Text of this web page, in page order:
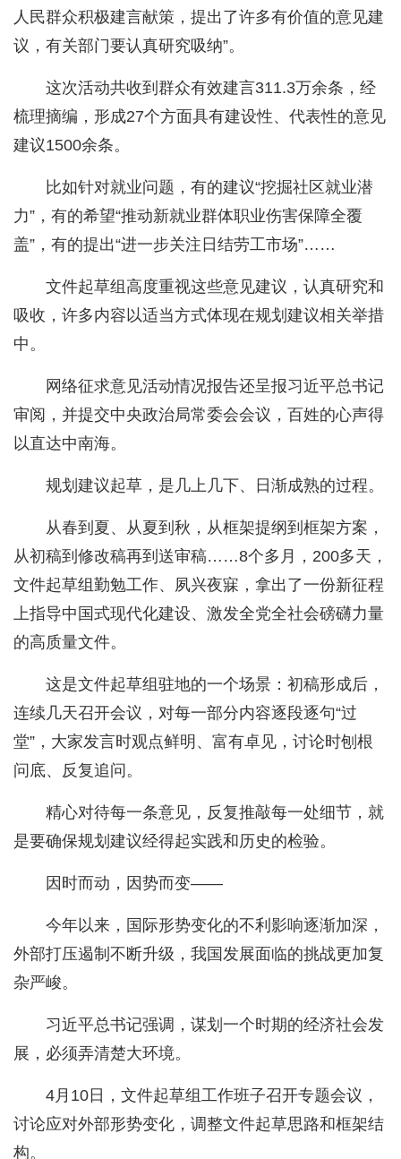
人民群众积极建言献策，提出了许多有价值的意见建
议，有关部门要认真研究吸纳”。
这次活动共收到群众有效建言311.3万余条，经
梳理摘编，形成27个方面具有建设性、代表性的意见
建议1500余条。
比如针对就业问题，有的建议“挖掘社区就业潜
力”，有的希望“推动新就业群体职业伤害保障全覆
盖”，有的提出“进一步关注日结劳工市场”……
文件起草组高度重视这些意见建议，认真研究和
吸收，许多内容以适当方式体现在规划建议相关举措
中。
网络征求意见活动情况报告还呈报习近平总书记
审阅，并提交中央政治局常委会会议，百姓的心声得
以直达中南海。
规划建议起草，是几上几下、日渐成熟的过程。
从春到夏、从夏到秋，从框架提纲到框架方案，
从初稿到修改稿再到送审稿……8个多月，200多天，
文件起草组勤勉工作、夙兴夜寐，拿出了一份新征程
上指导中国式现代化建设、激发全党全社会磅礴力量
的高质量文件。
这是文件起草组驻地的一个场景：初稿形成后，
连续几天召开会议，对每一部分内容逐段逐句“过
堂”，大家发言时观点鲜明、富有卓见，讨论时刨根
问底、反复追问。
精心对待每一条意见，反复推敲每一处细节，就
是要确保规划建议经得起实践和历史的检验。
因时而动，因势而变——
今年以来，国际形势变化的不利影响逐渐加深，
外部打压遏制不断升级，我国发展面临的挑战更加复
杂严峻。
习近平总书记强调，谋划一个时期的经济社会发
展，必须弄清楚大环境。
4月10日，文件起草组工作班子召开专题会议，
讨论应对外部形势变化，调整文件起草思路和框架结
构。